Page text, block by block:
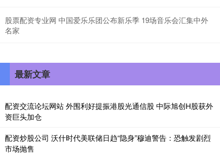
股票配资专业网 中国爱乐乐团公布新乐季 19场音乐会汇集中外
名家
最新文章
配资交流论坛网站 外围利好提振港股光通信股 中际旭创H股获外
资巨头加仓
配资炒股公司 沃什时代美联储日趋“隐身”穆迪警告：恐触发剧烈
市场抛售